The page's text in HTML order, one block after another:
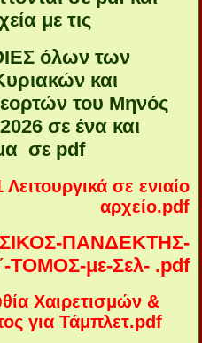
με τις
όλων των
και
του Μηνός
σε ένα και
σε pdf
Λειτουργικά σε ενιαίο
αρχείο.pdf
ΠΑΝΔΕΚΤΗΣ-
ΤΟΜΟΣ-με-Σελ- .pdf
Χαιρετισμών &
για Τάμπλετ.pdf